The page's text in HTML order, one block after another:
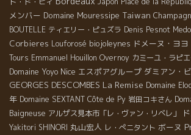
メンバー Domaine Mouressipe Taiwan
BOUTELLE ティエリー・ピュズラ Denis Pesnot
Corbieres Louforosé biojoleynes ドメーヌ・ヨヨ
Tours Emmanuel Houillon Overnoy カミーユ・ラピ
Domaine Yoyo Nice エスポアグループ ダミアン・
GEORGES DESCOMBES La Remise Domaine
年 Domaine SEXTANT Côte de Py 岩田コキさん
Baigneuse アルザス見本市「レ・ヴァン・リベレ」
Yakitori SHINORI 丸山宏人 レ・ぺニタント ボーヌ